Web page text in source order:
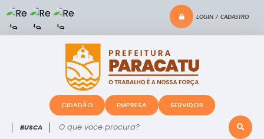
LOGIN / CADASTRO
O que voce procura?
CIDADÃO EMPRESA SERVIDOR